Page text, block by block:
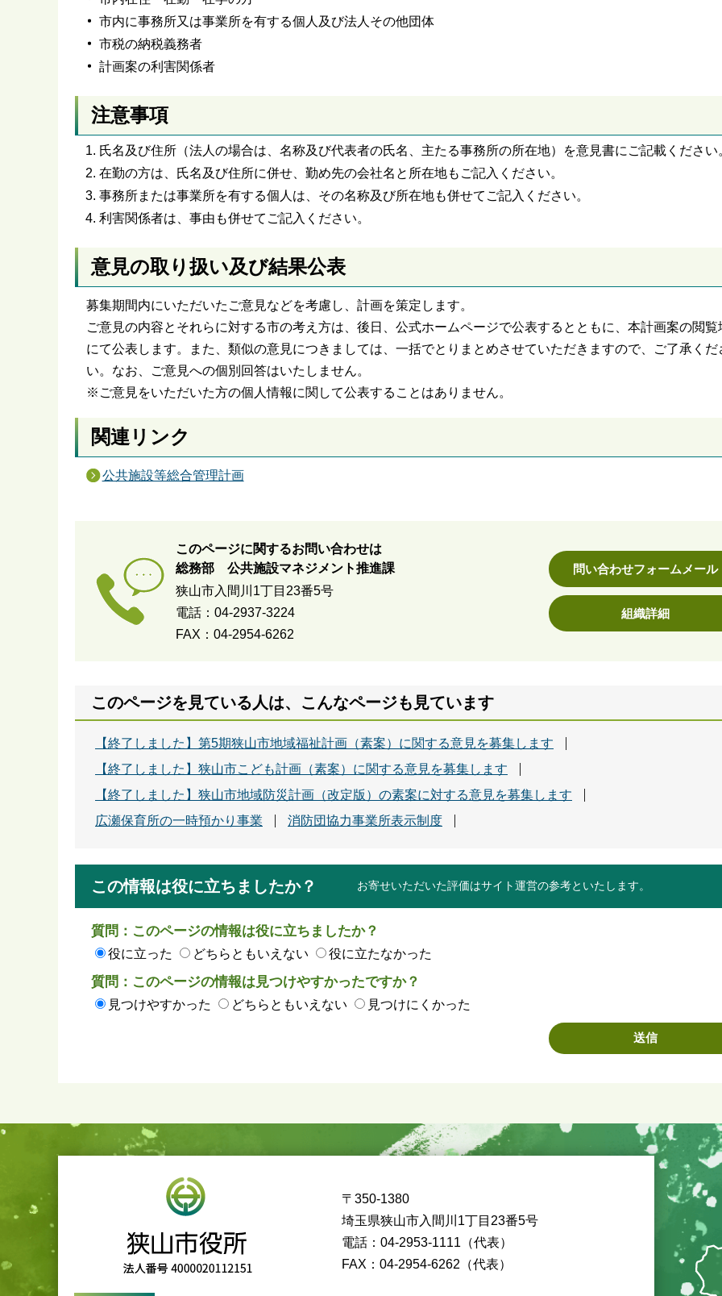
市内に事務所又は事業所を有する個人及び法人その他団体
市税の納税義務者
計画案の利害関係者
注意事項
氏名及び住所（法人の場合は、名称及び代表者の氏名、主たる事務所の所在地）を意見書にご記載ください
在勤の方は、氏名及び住所に併せ、勤め先の会社名と所在地もご記入ください。
事務所または事業所を有する個人は、その名称及び所在地も併せてご記入ください。
利害関係者は、事由も併せてご記入ください。
意見の取り扱い及び結果公表
募集期間内にいただいたご意見などを考慮し、計画を策定します。
ご意見の内容とそれらに対する市の考え方は、後日、公式ホームページで公表するとともに、本計画案の閲覧
にて公表します。また、類似の意見につきましては、一括でとりまとめさせていただきますので、ご了承くだ
い。なお、ご意見への個別回答はいたしません。
※ご意見をいただいた方の個人情報に関して公表することはありません。
関連リンク
公共施設等総合管理計画
このページに関するお問い合わせは
総務部 公共施設マネジメント推進課
狭山市入間川1丁目23番5号
電話：04-2937-3224
FAX：04-2954-6262
問い合わせフォームメール
組織詳細
このページを見ている人は、こんなページも見ています
【終了しました】第5期狭山市地域福祉計画（素案）に関する意見を募集します
【終了しました】狭山市こども計画（素案）に関する意見を募集します
【終了しました】狭山市地域防災計画（改定版）の素案に対する意見を募集します
広瀬保育所の一時預かり事業
消防団協力事業所表示制度
この情報は役に立ちましたか？ お寄せいただいた評価はサイト運営の参考といたします。
質問：このページの情報は役に立ちましたか？
役に立った どちらともいえない 役に立たなかった
質問：このページの情報は見つけやすかったですか？
見つけやすかった どちらともいえない 見つけにくかった
〒350-1380
埼玉県狭山市入間川1丁目23番5号
電話：04-2953-1111（代表）
FAX：04-2954-6262（代表）